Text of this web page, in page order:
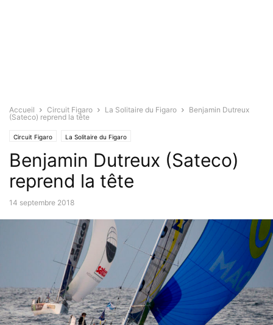
Accueil Circuit Figaro La Solitaire du Figaro
Benjamin Dutreux
(Sateco) reprend la tête
Circuit Figaro La Solitaire du Figaro
Benjamin Dutreux (Sateco)
reprend la tête
14 septembre 2018